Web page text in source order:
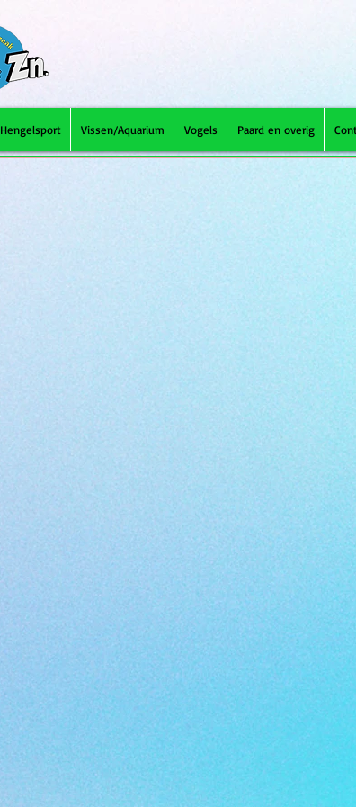
Hengelsport Vissen/Aquarium Vogels Paard en overig